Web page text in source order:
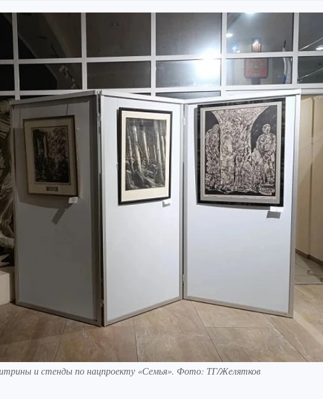
и стенды по нацпроекту «Семья». Фото: ТГ/Желятков